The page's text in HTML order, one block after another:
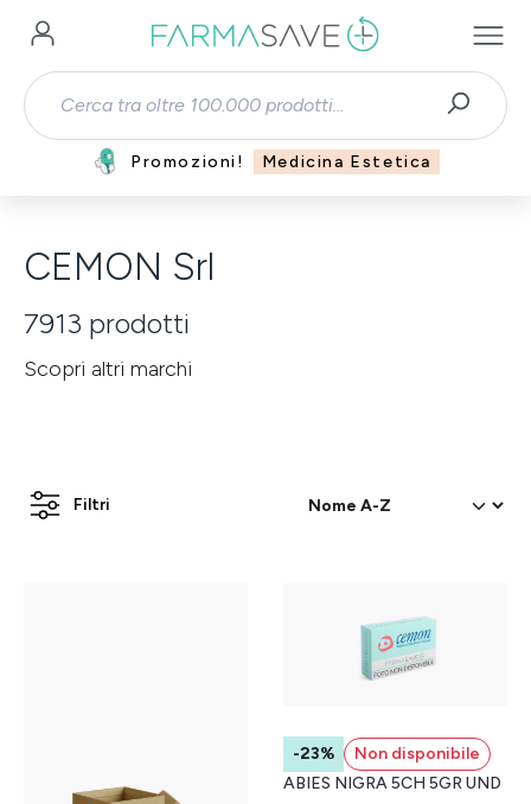
Passa al contenuto principale
Promozioni! Medicina Estetica
CEMON Srl
7913 prodotti
Scopri altri marchi
Filtri
-23%
Non disponibile
ABIES NIGRA 5CH 5GR UND